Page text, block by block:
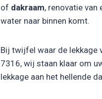
of dakraam, renovatie van
water naar binnen komt.
Bij twijfel waar de lekkage
7316, wij staan klaar om
lekkage aan het hellende